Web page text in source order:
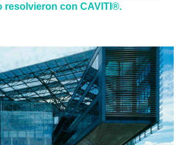
resolvieron con CAVITI®.